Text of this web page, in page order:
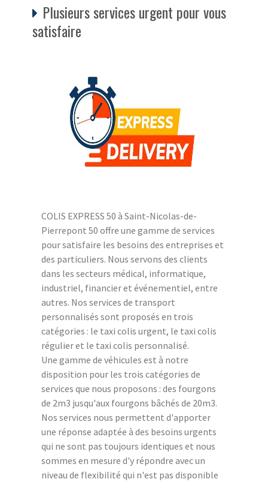
Plusieurs services urgent pour vous
satisfaire
COLIS EXPRESS 50 à Saint-Nicolas-de-
Pierrepont 50 offre une gamme de services
pour satisfaire les besoins des entreprises et
des particuliers. Nous servons des clients
dans les secteurs médical, informatique,
industriel, financier et événementiel, entre
autres. Nos services de transport
personnalisés sont proposés en trois
catégories : le taxi colis urgent, le taxi colis
régulier et le taxi colis personnalisé.
Une gamme de véhicules est à notre
disposition pour les trois catégories de
services que nous proposons : des fourgons
de 2m3 jusqu'aux fourgons bâchés de 20m3.
Nos services nous permettent d'apporter
une réponse adaptée à des besoins urgents
qui ne sont pas toujours identiques et nous
sommes en mesure d'y répondre avec un
niveau de flexibilité qui n'est pas disponible